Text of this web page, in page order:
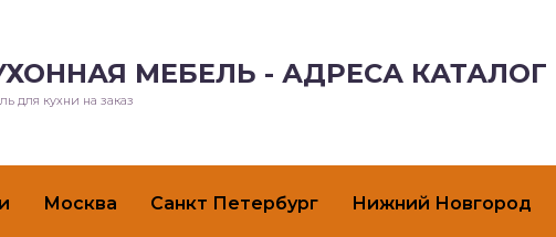
МЕБЕЛЬ - АДРЕСА
для кухни на заказ
Москва Санкт Петербург Нижний Новгород